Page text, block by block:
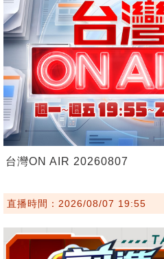
台灣ON AIR 20260807
直播時間：2026/08/07 19:55